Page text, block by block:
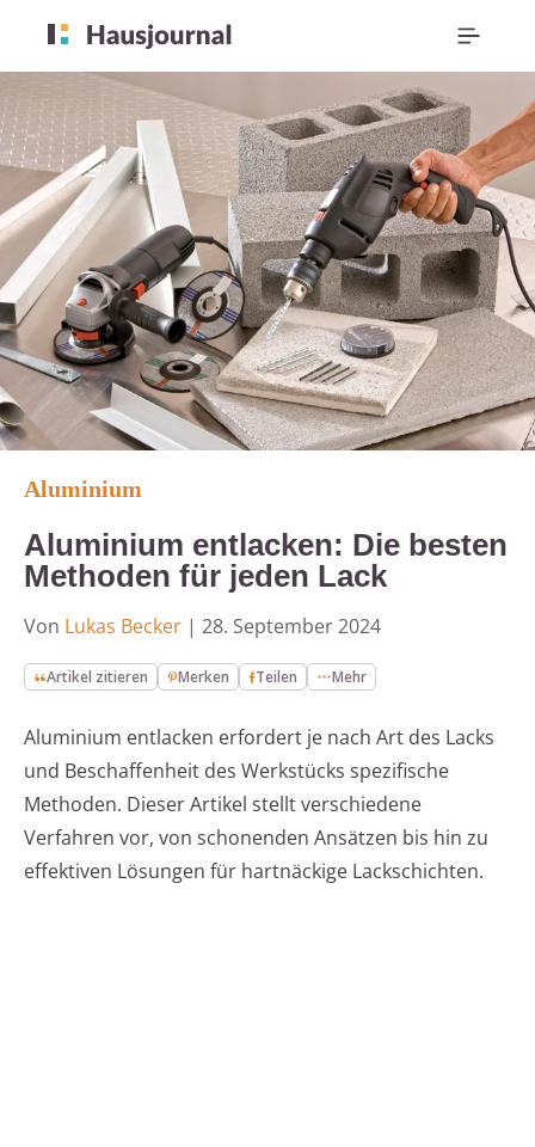
Aluminium
Aluminium entlacken: Die besten
Methoden für jeden Lack
Von Lukas Becker | 28. September 2024
Artikel zitieren Merken Teilen Mehr
Aluminium entlacken erfordert je nach Art des Lacks
und Beschaffenheit des Werkstücks spezifische
Methoden. Dieser Artikel stellt verschiedene
Verfahren vor, von schonenden Ansätzen bis hin zu
effektiven Lösungen für hartnäckige Lackschichten.